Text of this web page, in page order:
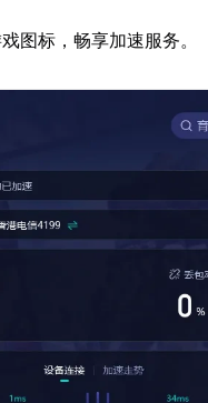
图标，畅享加速服务。